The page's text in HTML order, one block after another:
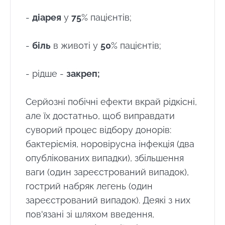
- діарея у 75% пацієнтів;
- біль в животі у 50% пацієнтів;
- рідше - закреп;
Серйозні побічні ефекти вкрай рідкісні,
але їх достатньо, щоб виправдати
суворий процес відбору донорів:
бактеріємія, норовірусна інфекція (два
опублікованих випадки), збільшення
ваги (один зареєстрований випадок),
гострий набряк легень (один
зареєстрований випадок). Деякі з них
пов'язані зі шляхом введення,
Перенаправлення
Ви збираєтеся перенаправити і залишити
наш веб -сайт
Перенаправляти
Будьте в курсі
Приєднуйтесь до спільноти Microbiota та
отримайте раз на місяць "найважливіший",
щоб бути в курсі останніх новин про
Microbiota.
Я хотів би підписатися на отримання інших
отримайте \ Essentials \ "раз на місяць,
щоб бути в курсі останніх новин про
мікробіоти".
Я хотів би підписатися на отримання інших
новин з BioCodex
Я прочитав і приймаю іполітику
захисту даних Інституту мікробіоти
Biocodex.
* Обов'язкові поля
BMI 20-35